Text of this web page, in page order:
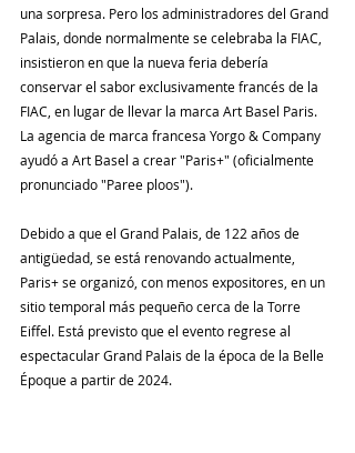
una sorpresa. Pero los administradores del Grand
Palais, donde normalmente se celebraba la FIAC,
insistieron en que la nueva feria debería
conservar el sabor exclusivamente francés de la
FIAC, en lugar de llevar la marca Art Basel Paris.
La agencia de marca francesa Yorgo & Company
ayudó a Art Basel a crear "Paris+" (oficialmente
pronunciado "Paree ploos").
Debido a que el Grand Palais, de 122 años de
antigüedad, se está renovando actualmente,
Paris+ se organizó, con menos expositores, en un
sitio temporal más pequeño cerca de la Torre
Eiffel. Está previsto que el evento regrese al
espectacular Grand Palais de la época de la Belle
Époque a partir de 2024.